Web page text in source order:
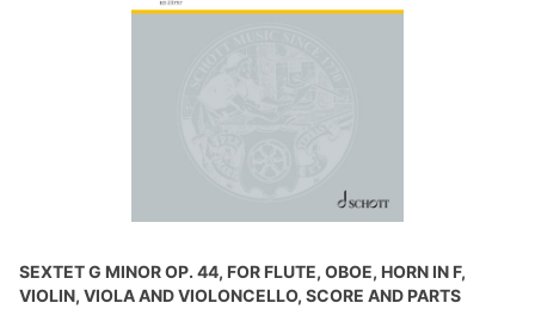
SEXTET G MINOR OP. 44, FOR FLUTE, OBOE, HORN IN F,
VIOLIN, VIOLA AND VIOLONCELLO, SCORE AND PARTS